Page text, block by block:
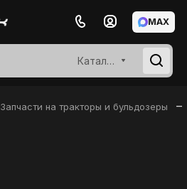
Каталог
MAX
Запчасти на тракторы и бульдозеры –